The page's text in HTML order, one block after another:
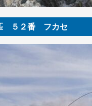
５２番 フカセ